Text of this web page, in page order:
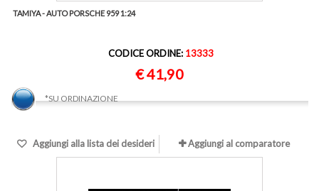
TAMIYA - AUTO PORSCHE 959 1:24
CODICE ORDINE: 13333
€ 41,90
*SU ORDINAZIONE
Aggiungi alla lista dei desideri Aggiungi al comparatore